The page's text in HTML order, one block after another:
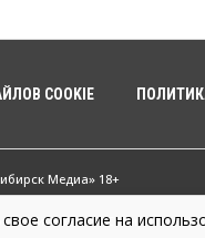
COOKIE
Медиа» 18+
Новости Сибири
согласие на